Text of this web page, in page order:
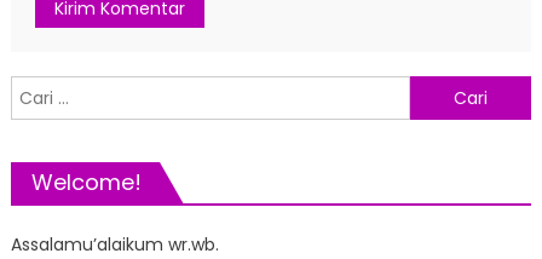
Cari
untuk:
Welcome!
Assalamu’alaikum wr.wb.